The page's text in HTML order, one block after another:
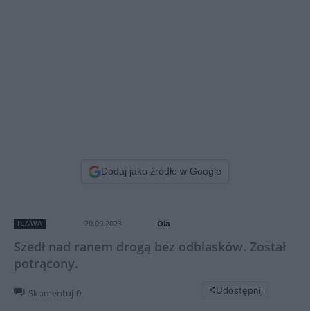
Dodaj jako źródło w Google
IŁAWA 20.09.2023 Ola
Szedł nad ranem drogą bez odblasków. Został
potrącony.
Skomentuj 0 Udostępnij